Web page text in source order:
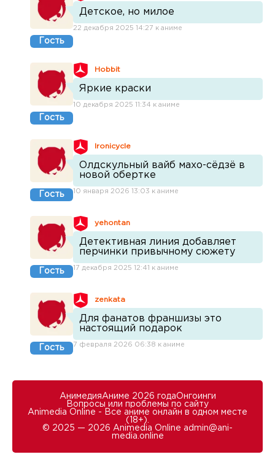
Гость
Детское, но милое
22 декабря 2025 14:27 к аниме
Гость
Hobbit
Яркие краски
10 декабря 2025 11:34 к аниме
Гость
Ironicycle
Олдскульный вайб махо-сёдзё в
новой обертке
10 января 2026 13:03 к аниме
Гость
yehontan
Детективная линия добавляет
перчинки привычному сюжету
17 декабря 2025 12:41 к аниме
Гость
zenkata
Для фанатов франшизы это
настоящий подарок
7 февраля 2026 06:38 к аниме
АнимедияАниме 2026 годаОнгоинги
Вопросы или проблемы по сайту
Animedia Online - Все аниме онлайн в одном месте
(18+).
© 2025 — 2026 Animedia Online admin@ani-
media.online